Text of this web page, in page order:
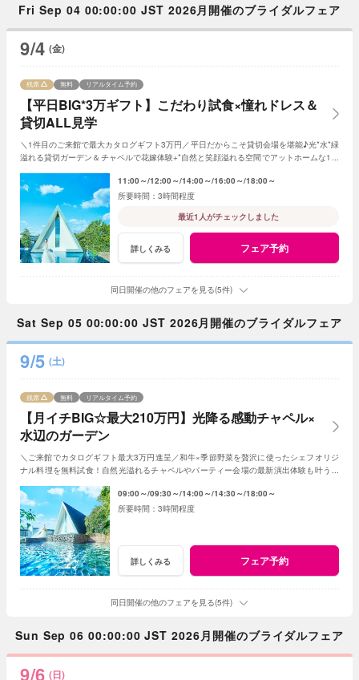
Fri Sep 04 00:00:00 JST 2026月開催のブライダルフェア
9/4 (金)
【平日BIG*3万ギフト】こだわり試食×憧れドレス＆
貸切ALL見学
残席 無料 リアルタイム予約
＼1件目のご来館で最大カタログギフト3万円／平日だからこそ貸切会場を堪能♪光*水*緑
溢れる貸切ガーデン＆チャペルで花嫁体験+*自然と笑顔溢れる空間でアットホームな1日
11:00～ 12:00～ 14:00～ 16:00～ 18:00～
3時間程度
最近1人がチェックしました
詳しくみる フェア予約
同日開催の他のフェアを見る(5件)
Sat Sep 05 00:00:00 JST 2026月開催のブライダルフェア
9/5 (土)
【月イチBIG☆最大210万円】光降る感動チャペル×
水辺のガーデン
残席 無料 リアルタイム予約
＼ご来館でカタログギフト最大3万円進呈／和牛×季節野菜を贅沢に使ったシェフオリジ
ナル料理を無料試食！自然光溢れるチャペルやパーティー会場の最新演出体験も叶う！
09:00～ 09:30～ 14:00～ 14:30～ 18:00～
3時間程度
詳しくみる フェア予約
同日開催の他のフェアを見る(5件)
Sun Sep 06 00:00:00 JST 2026月開催のブライダルフェア
9/6 (日)